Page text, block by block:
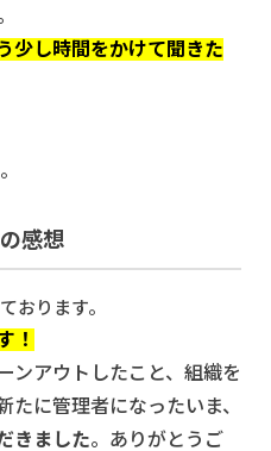
少し時間をかけて聞きた
感想
おります。
！
ンアウトしたこと、組織を
に管理者になったいま、
きました。ありがとうご